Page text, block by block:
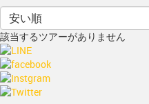
該当するツアーがありません